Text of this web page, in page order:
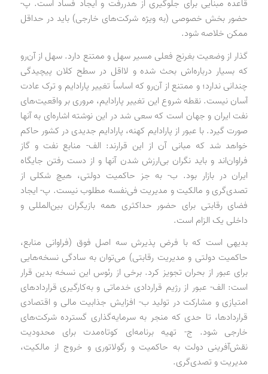
قاعده مبنایی برای جلوگیری از هدررفت و ایجاد فساد است. پ-
حضور بخش خصوصی (به ویژه شرکت‌های خارجی) باید در حداقل
ممکن خلاصه شود.
گذار از وضعیت بغرنج فعلی مسیر سهل و ممتنع دارد. سهل از آن‌رو
که بسیار درباره‌اش بحث شده و لااقل در سطح کلان پیچیدگی
چندانی ندارد؛ و ممتنع از آن‌رو که اساساً تغییر پارادایم و ترک عادت
آسان نیست. نقطه شروع این تغییر پارادایم، مروری بر واقعیت‌های
نفت ایران و جهان است که سعی شد در این نوشته اشاره‌ای به آنها
صورت گیرد. با عبور از پارادایم کهنه، پارادایم جدیدی در کشور حاکم
خواهد شد که مبانی آن از این قرارند: الف- منابع نفت و گاز
فراوان‌اند و باید نگران بی‌ارزش شدن آنها و از دست رفتن جایگاه
ایران در بازار بود. ب- به جز حاکمیت دولتی، هیچ شکلی از
تصدی‌گری و مالکیت و مدیریت فی‌نفسه مطلوب نیست. پ- ایجاد
فضای رقابتی برای حضور حداکثری همه بازیگران بین‌المللی و
داخلی یک الزام است.
بدیهی است که با فرض پذیرش سه اصل فوق (فراوانی منابع،
حاکمیت دولتی و مدیریت رقابتی) می‌توان به سادگی نسخه‌هایی
برای عبور از بحران تجویز کرد. برخی از رئوس این نسخه بدین قرار
است: الف- عبور از رژیم قراردادی خدماتی و به‌کارگیری قراردادهای
امتیازی و مشارکت در تولید ب- افزایش جذابیت مالی و اقتصادی
قراردادها، تا حدی که منجر به سرمایه‌گذاری گسترده شرکت‌های
خارجی شود. ج- تهیه برنامه‌ای کوتاه‌مدت برای محدودیت
نقش‌آفرینی دولت به حاکمیت و رگولاتوری و خروج از مالکیت،
مدیریت و تصدی‌گری.